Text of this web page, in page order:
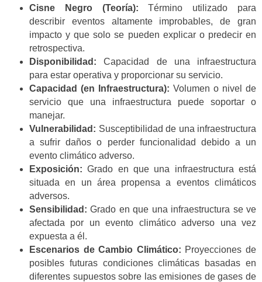
Cisne Negro (Teoría): Término utilizado para
describir eventos altamente improbables, de gran
impacto y que solo se pueden explicar o predecir en
retrospectiva.
Disponibilidad: Capacidad de una infraestructura
para estar operativa y proporcionar su servicio.
Capacidad (en Infraestructura): Volumen o nivel de
servicio que una infraestructura puede soportar o
manejar.
Vulnerabilidad: Susceptibilidad de una infraestructura
a sufrir daños o perder funcionalidad debido a un
evento climático adverso.
Exposición: Grado en que una infraestructura está
situada en un área propensa a eventos climáticos
adversos.
Sensibilidad: Grado en que una infraestructura se ve
afectada por un evento climático adverso una vez
expuesta a él.
Escenarios de Cambio Climático: Proyecciones de
posibles futuras condiciones climáticas basadas en
diferentes supuestos sobre las emisiones de gases de